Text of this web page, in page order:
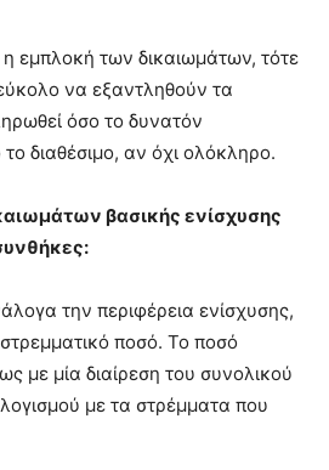
εµπλοκή των δικαιωµάτων, τότε
να εξαντληθούν τα
όσο το δυνατόν
διαθέσιµο, αν όχι ολόκληρο.
βασικής ενίσχυσης
την περιφέρεια ενίσχυσης,
ποσό. Το ποσό
µε µία διαίρεση του συνολικού
µε τα στρέµµατα που